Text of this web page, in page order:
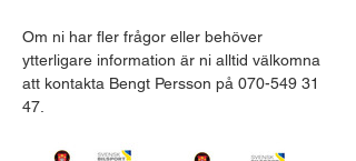
Om ni har fler frågor eller behöver
ytterligare information är ni alltid välkomna
att kontakta Bengt Persson på 070-549 31
47.